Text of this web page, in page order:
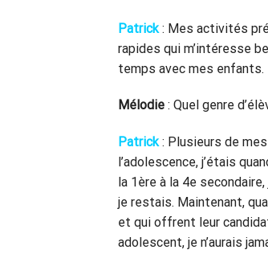
Patrick : Mes activités
rapides qui m’intéresse
temps avec mes enfants.
Mélodie : Quel genre
Patrick: Plusieurs de mes
l’adolescence, j’étais
la 1ère à la 4e
je restais. Maintenant,
et qui offrent leur
adolescent, je n’aurais